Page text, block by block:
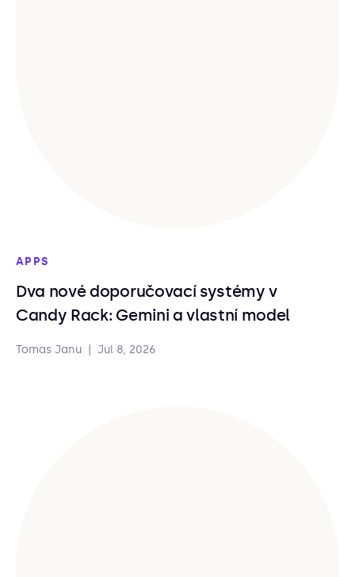
APPS
Dva nové doporučovací systémy v
Candy Rack: Gemini a vlastní model
Tomas Janu Jul 8, 2026